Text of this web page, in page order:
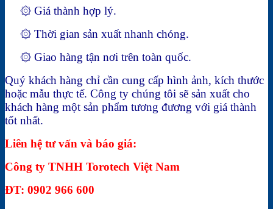
۞ Giá thành hợp lý.
۞ Thời gian sản xuất nhanh chóng.
۞ Giao hàng tận nơi trên toàn quốc.
Quý khách hàng chỉ cần cung cấp hình ảnh, kích thước
hoặc mẫu thực tế. Công ty chúng tôi sẽ sản xuất cho
khách hàng một sản phẩm tương đương với giá thành
tốt nhất.
Liên hệ tư vấn và báo giá:
Công ty TNHH Torotech Việt Nam
ĐT: 0902 966 600